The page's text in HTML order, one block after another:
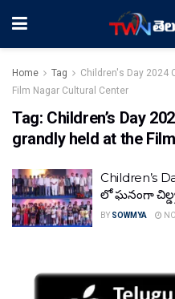
Home Tag
Children's Day 2024
Film Nagar Cultural Center
Tag: Children’s Day
grandly held at the
Children’s
లో ఘనంగా
BY SOWMYA